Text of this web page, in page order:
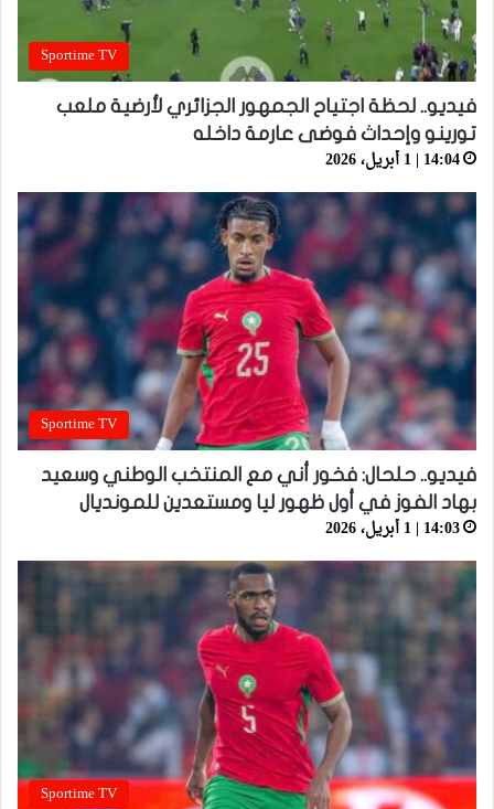
Sportime TV
فيديو.. لحظة اجتياح الجمهور الجزائري لأرضية ملعب
تورينو وإحداث فوضى عارمة داخله
14:04 | 1 أبريل، 2026
Sportime TV
فيديو.. حلحال: فخور أني مع المنتخب الوطني وسعيد
بهاد الفوز في أول ظهور ليا ومستعدين للمونديال
14:03 | 1 أبريل، 2026
Sportime TV